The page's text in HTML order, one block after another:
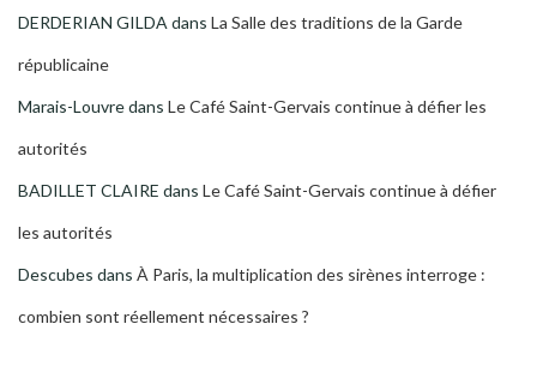
DERDERIAN GILDA dans La Salle des traditions de la Garde
républicaine
Marais-Louvredans Le Café Saint-Gervais continue à défier les
autorités
BADILLET CLAIRE dans Le Café Saint-Gervais continue à défier
les autorités
Descubes dans À Paris, la multiplication des sirènes interroge :
combien sont réellement nécessaires ?